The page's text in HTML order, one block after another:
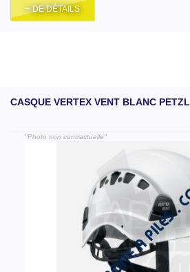
+ DE DÉTAILS
CASQUE VERTEX VENT BLANC PETZL
"Photo non contractuelle"